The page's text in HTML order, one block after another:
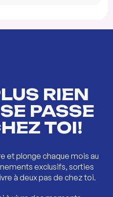
RIEN
PASSE
TOI!
et plonge chaque mois au
exclusifs, sorties
à deux pas de chez toi.